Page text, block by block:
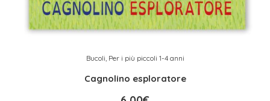
Bucoli, Per i più piccoli 1-4 anni
Cagnolino esploratore